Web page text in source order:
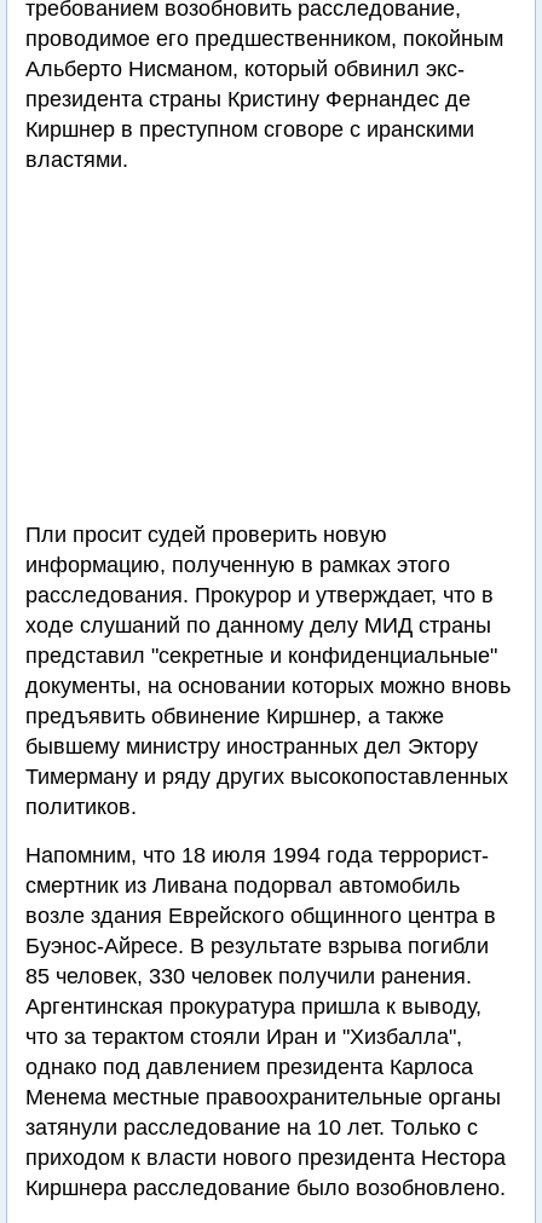
требованием возобновить расследование,
проводимое его предшественником, покойным
Альберто Нисманом, который обвинил экс-
президента страны Кристину Фернандес де
Киршнер в преступном сговоре с иранскими
властями.
Пли просит судей проверить новую
информацию, полученную в рамках этого
расследования. Прокурор и утверждает, что в
ходе слушаний по данному делу МИД страны
представил "секретные и конфиденциальные"
документы, на основании которых можно вновь
предъявить обвинение Киршнер, а также
бывшему министру иностранных дел Эктору
Тимерману и ряду других высокопоставленных
политиков.
Напомним, что 18 июля 1994 года террорист-
смертник из Ливана подорвал автомобиль
возле здания Еврейского общинного центра в
Буэнос-Айресе. В результате взрыва погибли
85 человек, 330 человек получили ранения.
Аргентинская прокуратура пришла к выводу,
что за терактом стояли Иран и "Хизбалла",
однако под давлением президента Карлоса
Менема местные правоохранительные органы
затянули расследование на 10 лет. Только с
приходом к власти нового президента Нестора
Киршнера расследование было возобновлено.